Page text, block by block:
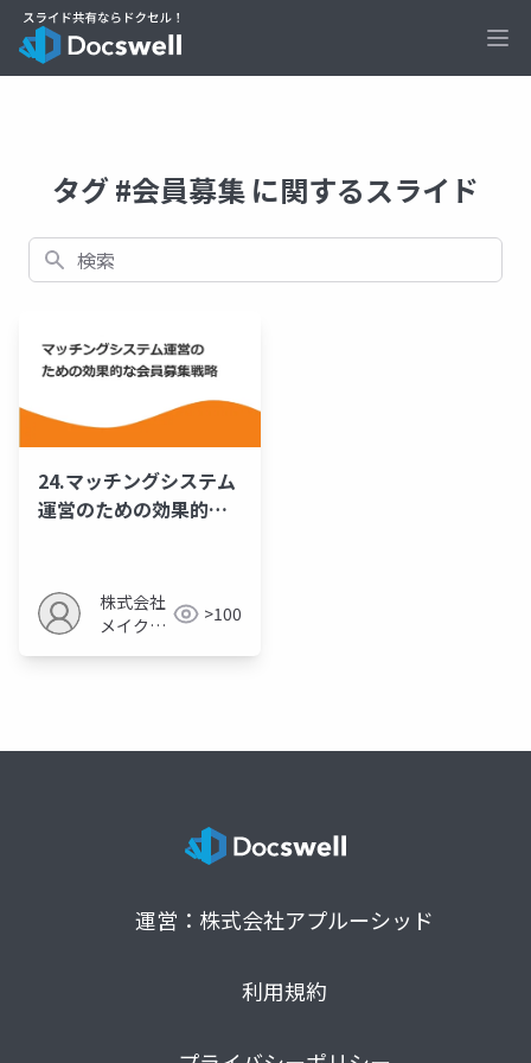
タグ #会員募集 に関するスライド
検索
24.マッチングシステム
運営のための効果的な
株式会社
メイクア
>100
運営：株式会社アプルーシッド
利用規約